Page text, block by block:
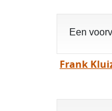
Een
Frank